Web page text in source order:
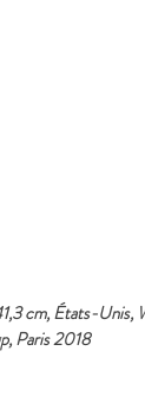
cm, États-
Paris 2018